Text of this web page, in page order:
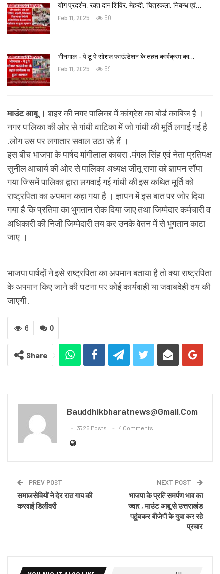
योग प्रदर्शन, रक्त दान शिविर, मेहन्दी, चित्रकला, निबन्ध एवं…
Feb 11, 2025 50
भीनमाल – पे टू पे सोशल फाऊंडेशन के तहत कार्यक्रम का…
Feb 11, 2025 59
माउंट आबू । शहर की नगर पालिका में कांग्रेस का बोर्ड काबिज है ।
नगर पालिका की ओर से गांधी वाटिका में जो गांधी की मूर्ति लगाई गई है
,लोग उस पर लगातार सवाल उठा रहे हैं ।
इस बीच भाजपा के पार्षद मांगीलाल काबरा ,मंगल सिंह एवं नेता प्रतिपक्ष
सुनील आचार्य की ओर से पालिका अध्यक्ष जीतू राणा को ज्ञापन सौंपा
गया जिसमें पालिका द्वारा लगवाई गई गांधी की इस कथित मूर्ति को
राष्ट्रपिता का अपमान कहा गया है । ज्ञापन में इस बात पर जोर दिया
गया है कि प्रतिमा का भुगतान रोक दिया जाए तथा जिम्मेदार कर्मचारी व
अधिकारी की निजी जिम्मेदारी तय कर उनके वेतन में से भुगतान काटा
जाए ।
भाजपा पार्षदों ने इसे राष्ट्रपिता का अपमान बताया है तो क्या राष्ट्रपिता
के अपमान किए जाने की घटना पर कोई कार्यवाही या जवाबदेही तय की
जाएगी .
0
6
Share
Bauddhikbharatnews@gmail.com
3725 Posts 4 Comments
PREV POST
समाजसेवियों ने देर रात गाय की
करवाई डिलीवरी
NEXT POST
भाजपा के प्रति समर्पण भाव का
ज्वार , माउंट आबू से उत्तराखंड
पहुंचकर बीजेपी के युवा कर रहे
प्रचार